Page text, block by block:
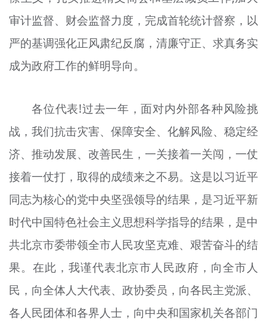
审计监督、财会监督力度，完成首轮统计督察，以
严的基调强化正风肃纪反腐，清廉守正、求真务实
成为政府工作的鲜明导向。
各位代表!过去一年，面对内外部各种风险挑
战，我们抗击灾害、保障安全、化解风险、稳定经
济、推动发展、改善民生，一关接着一关闯，一仗
接着一仗打，取得的成绩来之不易。这是以习近平
同志为核心的党中央坚强领导的结果，是习近平新
时代中国特色社会主义思想科学指导的结果，是中
共北京市委带领全市人民攻坚克难、艰苦奋斗的结
果。在此，我谨代表北京市人民政府，向全市人
民，向全体人大代表、政协委员，向各民主党派、
各人民团体和各界人士，向中央和国家机关各部门